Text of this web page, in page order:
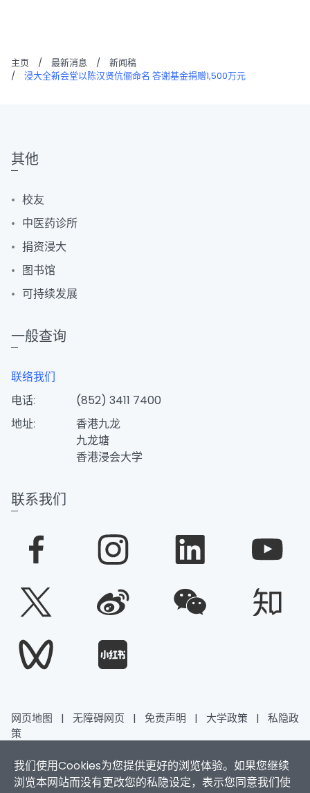
主页 / 最新消息 /
新闻稿
/
浸大全新会堂以陈汉贤伉俪命名 答谢基金捐赠1,500万元
我们使用Cookies为您提供更好的浏览体验。如果您继续
浏览本网站而没有更改您的私隐设定，表示您同意我们使
其他
校友
中医药诊所
捐资浸大
图书馆
可持续发展
一般查询
联络我们
电话:
(852) 3411 7400
地址:
香港九龙
九龙塘
香港浸会大学
联系我们
网页地图 | 无障碍网页 | 免责声明 | 大学政策 |
私隐政
策
香港浸会大学 版权所有 © 2026